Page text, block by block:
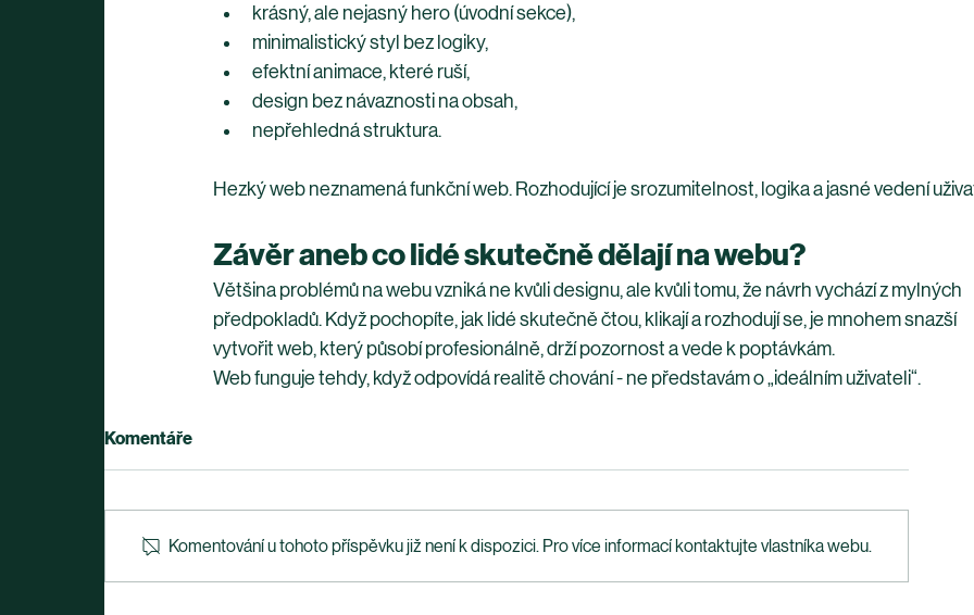
krásný, ale nejasný hero (úvodní sekce),
minimalistický styl bez logiky,
efektní animace, které ruší,
design bez návaznosti na obsah,
nepřehledná struktura.
Hezký web neznamená funkční web. Rozhodující je srozumitelnost, logika a jasné vedení
Závěr aneb co lidé skutečně dělají na webu?
Většina problémů na webu vzniká ne kvůli designu, ale kvůli tomu, že návrh vychází z mylných
předpokladů. Když pochopíte, jak lidé skutečně čtou, klikají a rozhodují se, je mnohem snazší
vytvořit web, který působí profesionálně, drží pozornost a vede k poptávkám.
Web funguje tehdy, když odpovídá realitě chování - ne představám o „ideálním uživateli“.
Komentáře
Komentování u tohoto příspěvku již není k dispozici. Pro více informací kontaktujte vlastníka webu.